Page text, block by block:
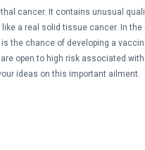
cancer. It contains unusual
a real solid tissue cancer. In the
the chance of developing a
open to high risk associated
ideas on this important ailment.